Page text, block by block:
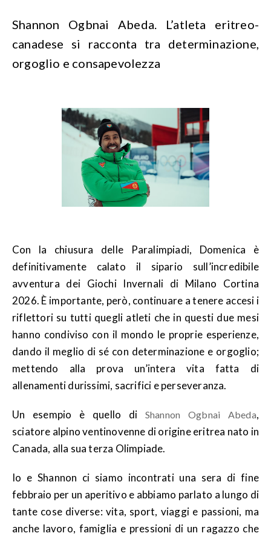
Shannon Ogbnai Abeda. L’atleta eritreo-
canadese si racconta tra determinazione,
orgoglio e consapevolezza
Con la chiusura delle Paralimpiadi, Domenica è
definitivamente calato il sipario sull’incredibile
avventura dei Giochi Invernali di Milano Cortina
2026. È importante, però, continuare a tenere accesi i
riflettori su tutti quegli atleti che in questi due mesi
hanno condiviso con il mondo le proprie esperienze,
dando il meglio di sé con determinazione e orgoglio;
mettendo alla prova un’intera vita fatta di
allenamenti durissimi, sacrifici e perseveranza.
Un esempio è quello di Shannon Ogbnai Abeda,
sciatore alpino ventinovenne di origine eritrea nato in
Canada, alla sua terza Olimpiade.
Io e Shannon ci siamo incontrati una sera di fine
febbraio per un aperitivo e abbiamo parlato a lungo di
tante cose diverse: vita, sport, viaggi e passioni, ma
anche lavoro, famiglia e pressioni di un ragazzo che